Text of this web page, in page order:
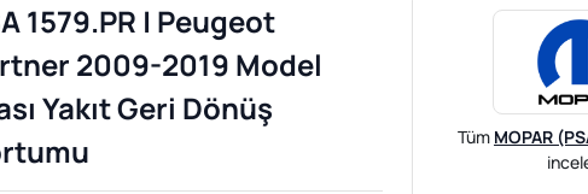
1579.PR | Peugeot
2009-2019 Model
Yakıt Geri Dönüş
Tüm MOPAR